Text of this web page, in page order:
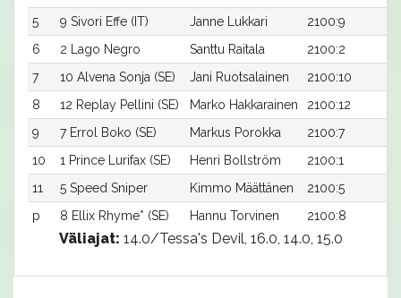
5
9 Sivori Effe (IT) Janne Lukkari 2100:9
6
2 Lago Negro Santtu Raitala 2100:2
7
10 Alvena Sonja (SE) Jani Ruotsalainen 2100:10
8
12 Replay Pellini (SE) Marko Hakkarainen 2100:12
9
7 Errol Boko (SE) Markus Porokka 2100:7
10
1 Prince Lurifax (SE) Henri Bollström 2100:1
11
5 Speed Sniper Kimmo Määttänen 2100:5
p
8 Ellix Rhyme* (SE) Hannu Torvinen 2100:8
Väliajat: 14.0/Tessa's Devil, 16.0, 14.0, 15.0